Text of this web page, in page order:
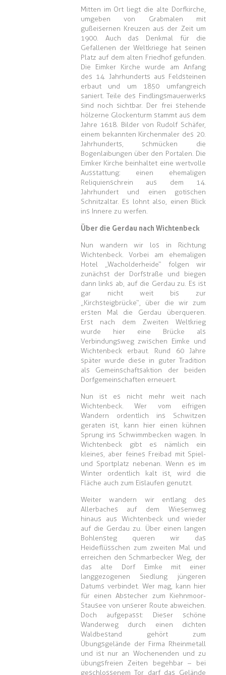
Mitten im Ort liegt die alte Dorfkirche,
umgeben von Grabmalen mit
gußeisernen Kreuzen aus der Zeit um
1900. Auch das Denkmal für die
Gefallenen der Weltkriege hat seinen
Platz auf dem alten Friedhof gefunden.
Die Eimker Kirche wurde am Anfang
des 14. Jahrhunderts aus Feldsteinen
erbaut und um 1850 umfangreich
saniert. Teile des Findlingsmauerwerks
sind noch sichtbar. Der frei stehende
hölzerne Glockenturm stammt aus dem
Jahre 1618. Bilder von Rudolf Schäfer,
einem bekannten Kirchenmaler des 20.
Jahrhunderts, schmücken die
Bogenlaibungen über den Portalen. Die
Eimker Kirche beinhaltet eine wertvolle
Ausstattung: einen ehemaligen
Reliquienschrein aus dem 14.
Jahrhundert und einen gotischen
Schnitzaltar. Es lohnt also, einen Blick
ins Innere zu werfen.
Über die Gerdau nach Wichtenbeck
Nun wandern wir los in Richtung
Wichtenbeck. Vorbei am ehemaligen
Hotel „Wacholderheide“ folgen wir
zunächst der Dorfstraße und biegen
dann links ab, auf die Gerdau zu. Es ist
gar nicht weit bis zur
„Kirchsteigbrücke“, über die wir zum
ersten Mal die Gerdau überqueren.
Erst nach dem Zweiten Weltkrieg
wurde hier eine Brücke als
Verbindungsweg zwischen Eimke und
Wichtenbeck erbaut. Rund 60 Jahre
später wurde diese in guter Tradition
als Gemeinschaftsaktion der beiden
Dorfgemeinschaften erneuert.
Nun ist es nicht mehr weit nach
Wichtenbeck. Wer vom eifrigen
Wandern ordentlich ins Schwitzen
geraten ist, kann hier einen kühnen
Sprung ins Schwimmbecken wagen. In
Wichtenbeck gibt es nämlich ein
kleines, aber feines Freibad mit Spiel-
und Sportplatz nebenan. Wenn es im
Winter ordentlich kalt ist, wird die
Fläche auch zum Eislaufen genutzt.
Weiter wandern wir entlang des
Allerbaches auf dem Wiesenweg
hinaus aus Wichtenbeck und wieder
auf die Gerdau zu. Über einen langen
Bohlensteg queren wir das
Heideflüsschen zum zweiten Mal und
erreichen den Schmarbecker Weg, der
das alte Dorf Eimke mit einer
langgezogenen Siedlung jüngeren
Datums verbindet. Wer mag, kann hier
für einen Abstecher zum Kiehnmoor-
Stausee von unserer Route abweichen.
Doch aufgepasst: Dieser schöne
Wanderweg durch einen dichten
Waldbestand gehört zum
Übungsgelände der Firma Rheinmetall
und ist nur an Wochenenden und zu
übungsfreien Zeiten begehbar – bei
geschlossenem Tor darf das Gelände